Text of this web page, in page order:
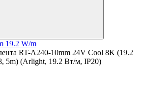
19.2 W/m
RT-A240-10mm 24V Cool 8K (19.2
5m) (Arlight, 19.2 Вт/м, IP20)